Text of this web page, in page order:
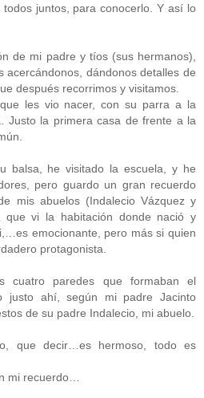
juntos, para conocerlo. Y así lo
de mi padre y tíos (sus hermanos),
acercándonos, dándonos detalles de
después recorrimos y visitamos.
les vio nacer, con su parra a la
Justo la primera casa de frente a la
balsa, he visitado la escuela, y he
pero guardo un gran recuerdo
mis abuelos (Indalecio Vázquez y
que vi la habitación donde nació y
emocionante, pero más si quien
protagonista.
cuatro paredes que formaban el
justo ahí, según mi padre Jacinto
de su padre Indalecio, mi abuelo.
que decir…es hermoso, todo es
mi recuerdo…